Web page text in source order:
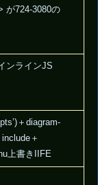
が724-3080の
ンラインJS
＋diagram-
＋
上書きIIFE